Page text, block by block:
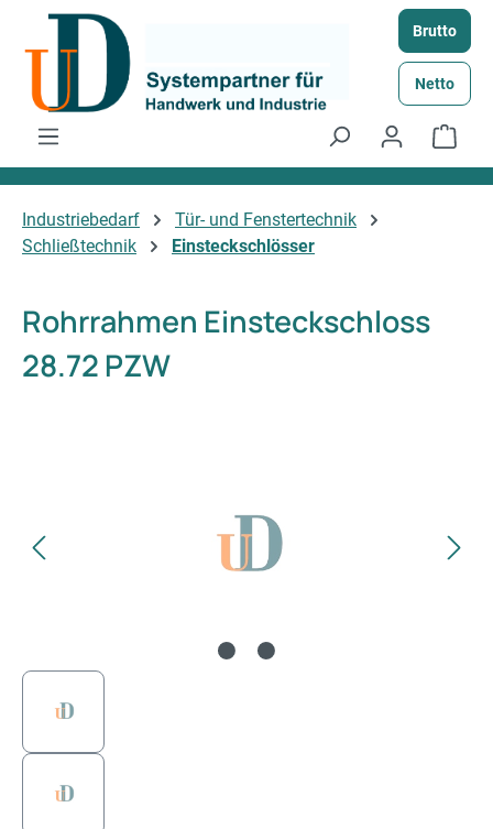
Zum Hauptinhalt springen Brutto
Netto
Industriebedarf
Tür- und Fenstertechnik
Schließtechnik
Einsteckschlösser
Rohrrahmen Einsteckschloss
28.72 PZW